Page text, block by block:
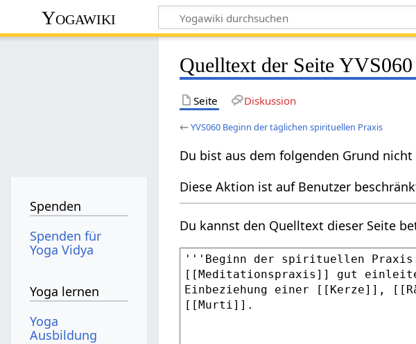
Yogawiki
Quelltext der Seite
Seite Diskussion
←YVS060 Beginn der täglichen spirituellen Praxis
Du bist aus dem folgenden Grund
Diese Aktion ist auf Benutzer
Du kannst den Quelltext dieser Seite
Spenden
Spenden für
Yoga Vidya
Yoga lernen
Yoga
Ausbildung